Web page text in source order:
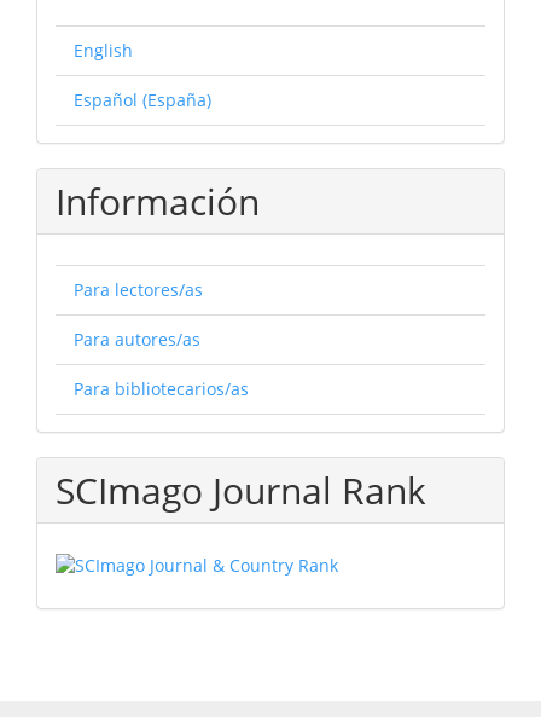
English
Español (España)
Información
Para lectores/as
Para autores/as
Para bibliotecarios/as
SCImago Journal Rank